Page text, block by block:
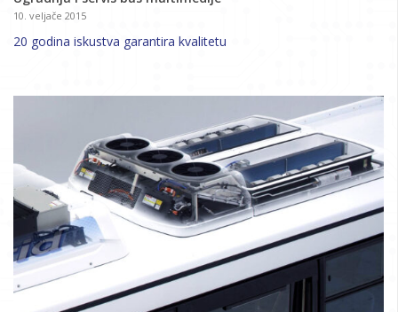
10. veljače 2015
20 godina iskustva garantira kvalitetu